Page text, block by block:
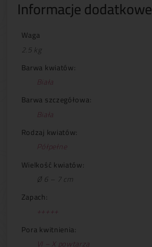
Informacje dodatkowe
Waga
2.5 kg
Barwa kwiatów:
Biała
Barwa szczegółowa:
Biała
Rodzaj kwiatów:
Półpełne
Wielkość kwiatów:
Ø 6 – 7 cm
Zapach:
+++++
Pora kwitnienia:
VI – X powtarza